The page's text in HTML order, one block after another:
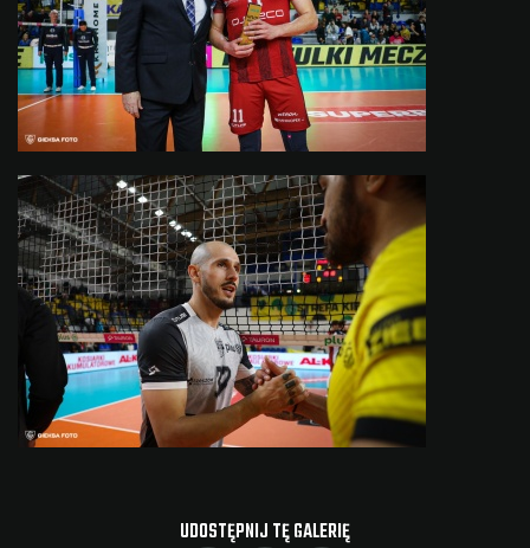
UDOSTĘPNIJ TĘ GALERIĘ